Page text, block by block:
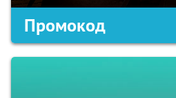
Промокод